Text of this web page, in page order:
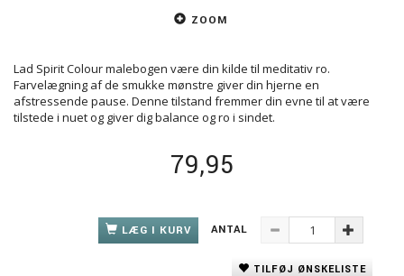
ZOOM
Lad Spirit Colour malebogen være din kilde til meditativ ro.
Farvelægning af de smukke mønstre giver din hjerne en
afstressende pause. Denne tilstand fremmer din evne til at være
tilstede i nuet og giver dig balance og ro i sindet.
79,95
LÆG I KURV ANTAL
TILFØJ ØNSKELISTE